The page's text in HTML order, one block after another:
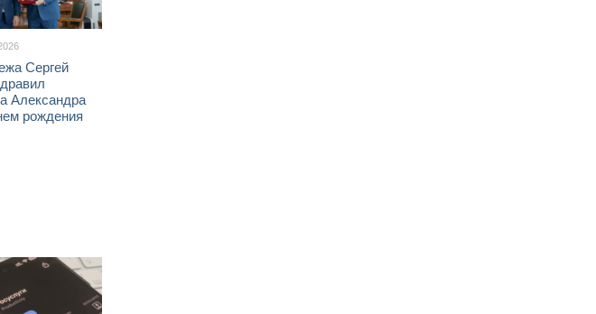
Сергей
Александра
рождения